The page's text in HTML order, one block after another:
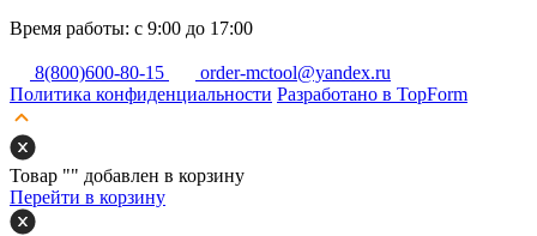
Время работы: с 9:00 до 17:00
8(800)600-80-15
order-mctool@yandex.ru
Политика конфиденциальности Разработано в TopForm
Товар "" добавлен в корзину
Перейти в корзину